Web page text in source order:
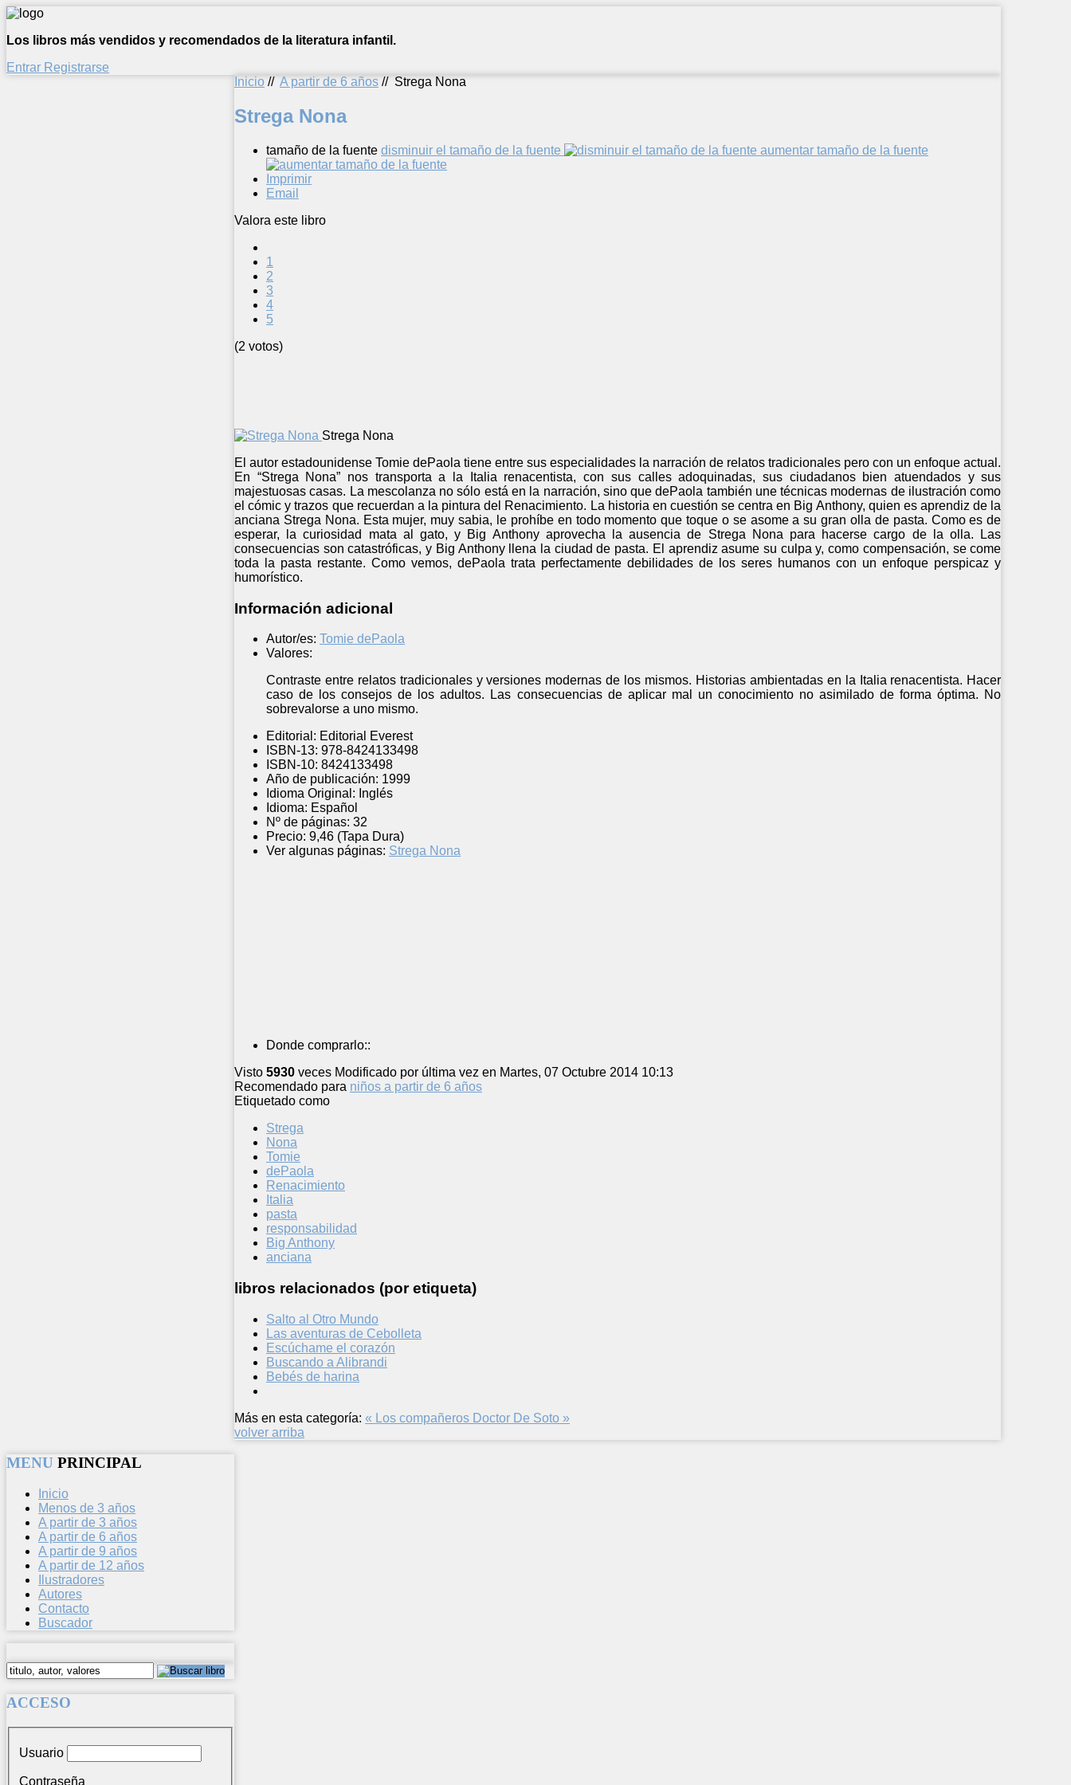
Los libros más vendidos y recomendados de la literatura infantil.
Entrar Registrarse
Inicio // A partir de 6 años // Strega Nona
Strega Nona
tamaño de la fuente disminuir el tamaño de la fuente aumentar tamaño de la fuente
Imprimir
Email
Valora este libro
1
2
3
4
5
(2 votos)
Strega Nona
El autor estadounidense Tomie dePaola tiene entre sus especialidades la narración de relatos tradicionales pero con un enfoque actual.
En “Strega Nona” nos transporta a la Italia renacentista, con sus calles adoquinadas, sus ciudadanos bien atuendados y sus
majestuosas casas. La mescolanza no sólo está en la narración, sino que dePaola también une técnicas modernas de ilustración como
el cómic y trazos que recuerdan a la pintura del Renacimiento. La historia en cuestión se centra en Big Anthony, quien es aprendiz de la
anciana Strega Nona. Esta mujer, muy sabia, le prohíbe en todo momento que toque o se asome a su gran olla de pasta. Como es de
esperar, la curiosidad mata al gato, y Big Anthony aprovecha la ausencia de Strega Nona para hacerse cargo de la olla. Las
consecuencias son catastróficas, y Big Anthony llena la ciudad de pasta. El aprendiz asume su culpa y, como compensación, se come
toda la pasta restante. Como vemos, dePaola trata perfectamente debilidades de los seres humanos con un enfoque perspicaz y
humorístico.
Información adicional
Autor/es: Tomie dePaola
Valores:
Contraste entre relatos tradicionales y versiones modernas de los mismos. Historias ambientadas en la Italia renacentista. Hacer
caso de los consejos de los adultos. Las consecuencias de aplicar mal un conocimiento no asimilado de forma óptima. No
sobrevalorse a uno mismo.
Editorial: Editorial Everest
ISBN-13: 978-8424133498
ISBN-10: 8424133498
Año de publicación: 1999
Idioma Original: Inglés
Idioma: Español
Nº de páginas: 32
Precio: 9,46 (Tapa Dura)
Ver algunas páginas: Strega Nona
Donde comprarlo::
Visto 5930 veces Modificado por última vez en Martes, 07 Octubre 2014 10:13
Recomendado para niños a partir de 6 años
Etiquetado como
Strega
Nona
Tomie
dePaola
Renacimiento
Italia
pasta
responsabilidad
Big Anthony
anciana
libros relacionados (por etiqueta)
Salto al Otro Mundo
Las aventuras de Cebolleta
Escúchame el corazón
Buscando a Alibrandi
Bebés de harina
Más en esta categoría: « Los compañeros Doctor De Soto »
volver arriba
MENU PRINCIPAL
Inicio
Menos de 3 años
A partir de 3 años
A partir de 6 años
A partir de 9 años
A partir de 12 años
Ilustradores
Autores
Contacto
Buscador
ACCESO
Usuario
Contraseña